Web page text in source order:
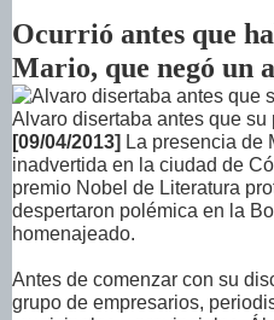
Ocurrió antes que
Mario, que negó un
Alvaro disertaba antes que su
[09/04/2013] La presencia de
inadvertida en la ciudad de
premio Nobel de Literatura
despertaron polémica en la
homenajeado.
Antes de comenzar con su
grupo de empresarios,